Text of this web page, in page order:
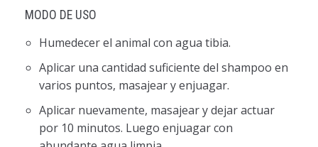
MODO DE USO
Humedecer el animal con agua tibia.
Aplicar una cantidad suficiente del shampoo en
varios puntos, masajear y enjuagar.
Aplicar nuevamente, masajear y dejar actuar
por 10 minutos. Luego enjuagar con